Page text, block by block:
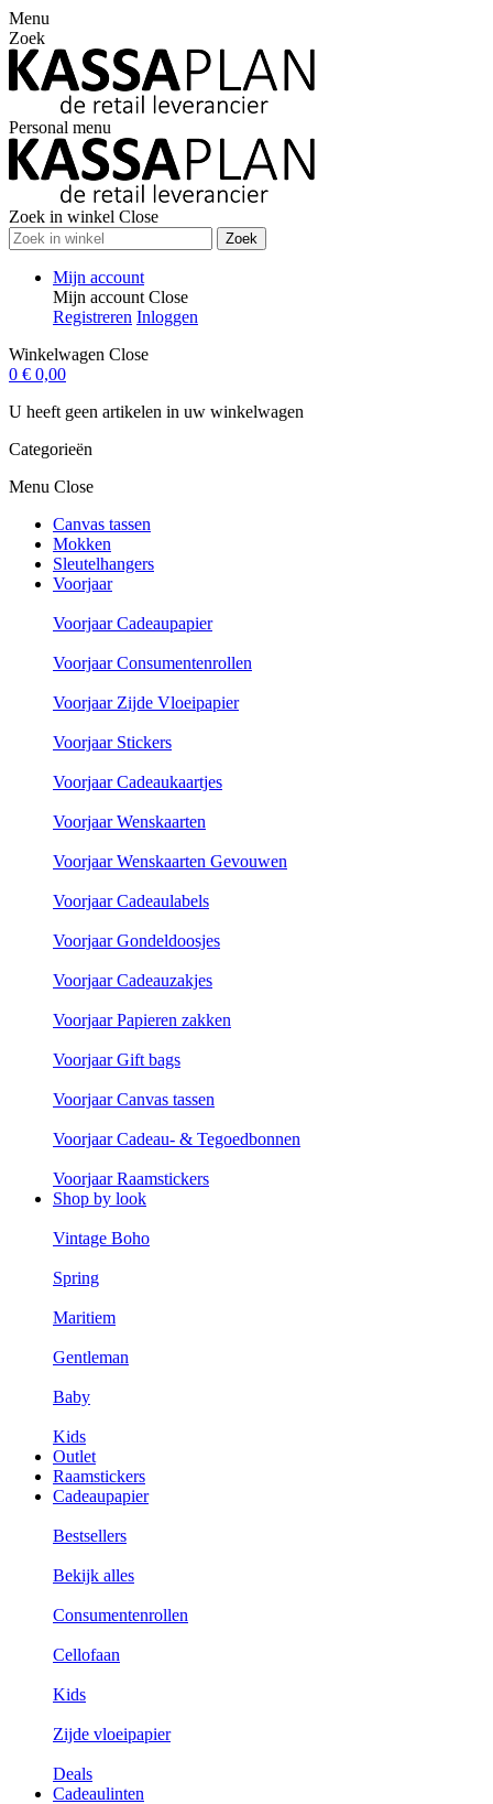
Menu
Zoek
Personal menu
Zoek in winkel Close
Zoek
Mijn account
Mijn account Close
Registreren Inloggen
Winkelwagen Close
0 € 0,00
U heeft geen artikelen in uw winkelwagen
Categorieën
Menu Close
Canvas tassen
Mokken
Sleutelhangers
Voorjaar
Voorjaar Cadeaupapier
Voorjaar Consumentenrollen
Voorjaar Zijde Vloeipapier
Voorjaar Stickers
Voorjaar Cadeaukaartjes
Voorjaar Wenskaarten
Voorjaar Wenskaarten Gevouwen
Voorjaar Cadeaulabels
Voorjaar Gondeldoosjes
Voorjaar Cadeauzakjes
Voorjaar Papieren zakken
Voorjaar Gift bags
Voorjaar Canvas tassen
Voorjaar Cadeau- & Tegoedbonnen
Voorjaar Raamstickers
Shop by look
Vintage Boho
Spring
Maritiem
Gentleman
Baby
Kids
Outlet
Raamstickers
Cadeaupapier
Bestsellers
Bekijk alles
Consumentenrollen
Cellofaan
Kids
Zijde vloeipapier
Deals
Cadeaulinten